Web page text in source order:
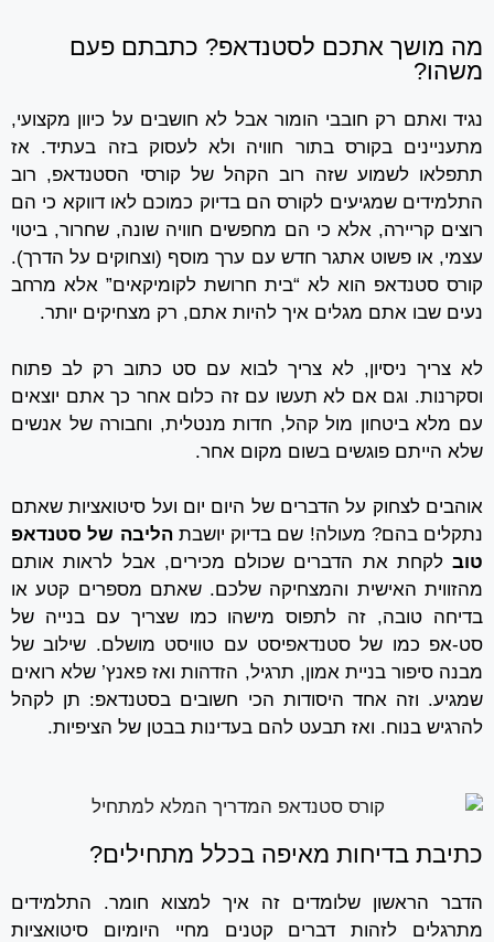
מה מושך אתכם לסטנדאפ? כתבתם פעם
משהו?
נגיד ואתם רק חובבי הומור אבל לא חושבים על כיוון מקצועי,
מתעניינים בקורס בתור חוויה ולא לעסוק בזה בעתיד. אז
תתפלאו לשמוע שזה רוב הקהל של קורסי הסטנדאפ, רוב
התלמידים שמגיעים לקורס הם בדיוק כמוכם לאו דווקא כי הם
רוצים קריירה, אלא כי הם מחפשים חוויה שונה, שחרור, ביטוי
עצמי, או פשוט אתגר חדש עם ערך מוסף (וצחוקים על הדרך).
קורס סטנדאפ הוא לא “בית חרושת לקומיקאים” אלא מרחב
נעים שבו אתם מגלים איך להיות אתם, רק מצחיקים יותר.
לא צריך ניסיון, לא צריך לבוא עם סט כתוב רק לב פתוח
וסקרנות. וגם אם לא תעשו עם זה כלום אחר כך אתם יוצאים
עם מלא ביטחון מול קהל, חדות מנטלית, וחבורה של אנשים
שלא הייתם פוגשים בשום מקום אחר.
אוהבים לצחוק על הדברים של היום יום ועל סיטואציות שאתם
נתקלים בהם? מעולה! שם בדיוק יושבתהליבה של סטנדאפ
טוב לקחת את הדברים שכולם מכירים, אבל לראות אותם
מהזווית האישית והמצחיקה שלכם. שאתם מספרים קטע או
בדיחה טובה, זה לתפוס מישהו כמו שצריך עם בנייה של
סט-אפ כמו של סטנדאפיסט עם טוויסט מושלם. שילוב של
מבנה סיפור בניית אמון, תרגיל, הזדהות ואז פאנץ’ שלא רואים
שמגיע. וזה אחד היסודות הכי חשובים בסטנדאפ: תן לקהל
להרגיש בנוח. ואז תבעט להם בעדינות בבטן של הציפיות.
כתיבת בדיחות מאיפה בכלל מתחילים?
הדבר הראשון שלומדים זה איך למצוא חומר. התלמידים
מתרגלים לזהות דברים קטנים מחיי היומיום סיטואציות